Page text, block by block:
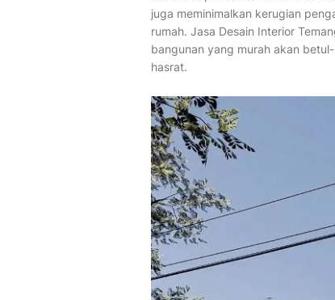
juga meminimalkan kerugian
rumah. Jasa Desain Interior
bangunan yang murah akan
hasrat.